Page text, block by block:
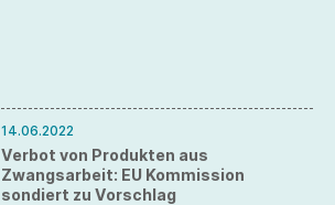
14.06.2022
Verbot von Produkten aus
Zwangsarbeit: EU Kommission
sondiert zu Vorschlag